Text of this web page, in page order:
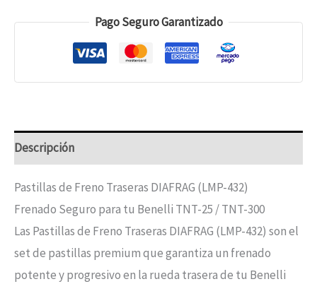
Pago Seguro Garantizado
Descripción
Pastillas de Freno Traseras DIAFRAG (LMP-432)
Frenado Seguro para tu Benelli TNT-25 / TNT-300
Las Pastillas de Freno Traseras DIAFRAG (LMP-432) son el
set de pastillas premium que garantiza un frenado
potente y progresivo en la rueda trasera de tu Benelli